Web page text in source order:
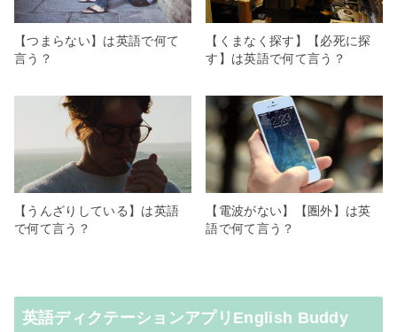
【つまらない】は英語で何て
言う？
【くまなく探す】【必死に探
す】は英語で何て言う？
【うんざりしている】は英語
で何て言う？
【電波がない】【圏外】は英
語で何て言う？
英語ディクテーションアプリEnglish Buddy